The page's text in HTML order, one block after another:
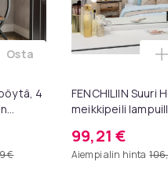
Full-HD Nintendo ostoskoriin
4
€
Lisää Tribesigns
Osta
FENCHILIIN Suuri
meikkipeili
valkoinen 80 x 58
99,21 €
Aiempi alin hinta